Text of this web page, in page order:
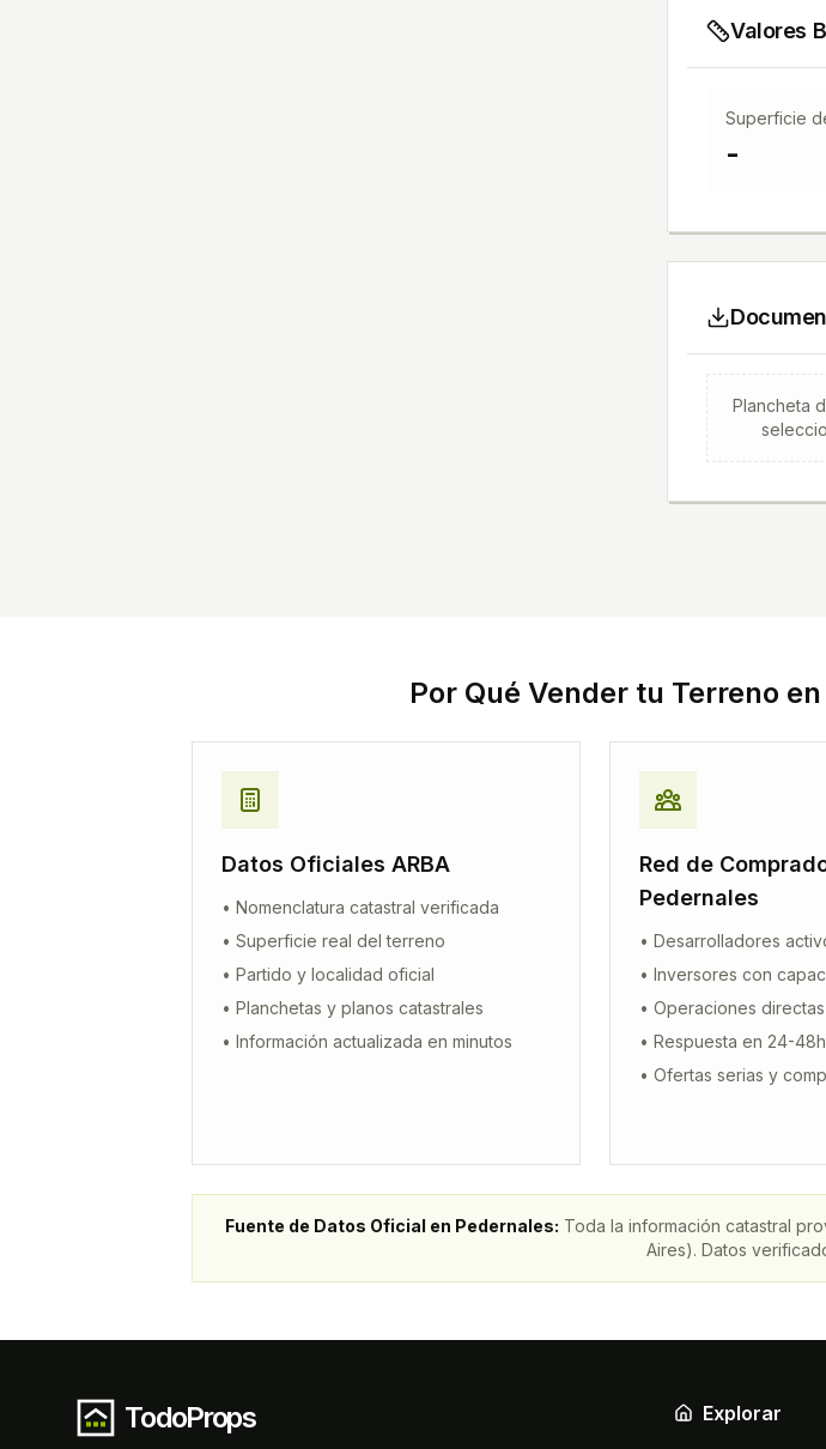
Valores
Superficie
-
Plancheta
Por Qué Vender tu Terreno en
Datos Oficiales ARBA
• Nomenclatura catastral verificada
• Superficie real del terreno
• Partido y localidad oficial
• Planchetas y planos catastrales
• Información actualizada en minutos
Red de
Pedernales
• Desarrolladores
• Inversores con
• Operaciones
• Respuesta en 24-
• Ofertas serias y
Fuente de Datos Oficial en Pedernales: Toda la información catastral
Aires). Datos
TodoProps Explorar